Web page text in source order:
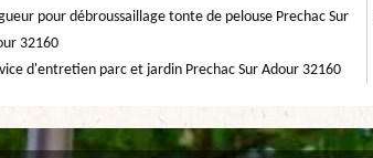
pour débroussaillage tonte de pelouse Prechac Sur
32160
d'entretien parc et jardin Prechac Sur Adour 32160